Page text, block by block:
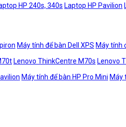
HP 240s, 340s Laptop HP Pavilion
Máy tính để bàn Dell XPS Máy tính
Lenovo ThinkCentre M70s Lenovo
Máy tính để bàn HP Pro Mini Máy